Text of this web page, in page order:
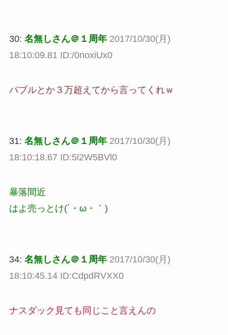
30: 名無しさん＠１周年 2017/10/30(月)
18:10:09.81 ID:/0noxiUx0
バブルとか３万超えてから言ってくれｗ
31: 名無しさん＠１周年 2017/10/30(月)
18:10:18.67 ID:5l2W5BVl0
暴落間近
はよ売っとけ(´・ω・｀)
34: 名無しさん＠１周年 2017/10/30(月)
18:10:45.14 ID:CdpdRVXX0
ナスダック見ても同じこと言えんの